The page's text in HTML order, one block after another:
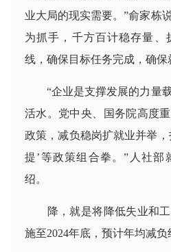
业大局的现实需要。”俞家栋
为抓手，千方百计稳存量、
线，确保目标任务完成，确保
“企业是支撑发展的力量载
活水。党中央、国务院高度
政策，减负稳岗扩就业并举，
提’等政策组合拳。”人社部
绍。
降，就是将降低失业和工
施至2024年底，预计年均减负